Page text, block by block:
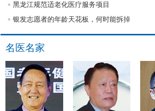
黑龙江规范适老化医疗服务项目
银发志愿者的年龄天花板，何时能拆掉
名医名家